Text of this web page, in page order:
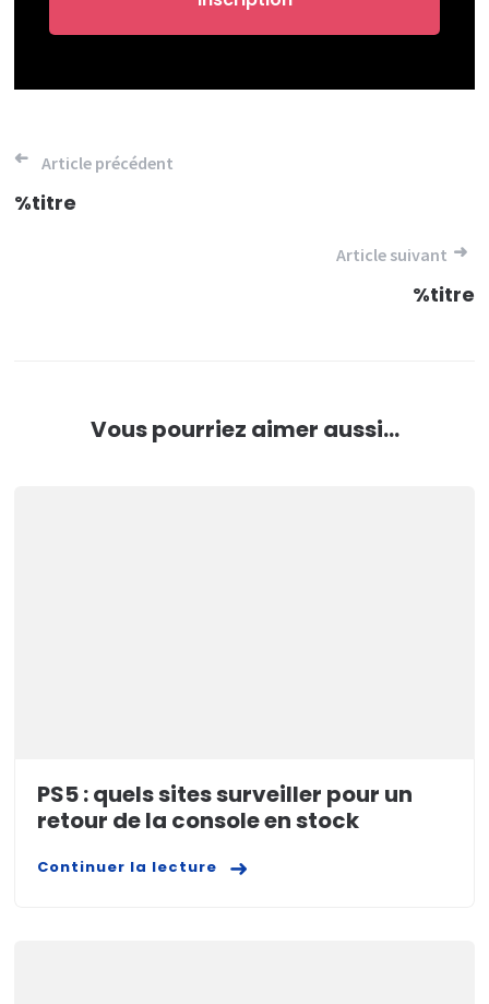
Navigation
de
Article précédent
%titre
Article suivant
%titre
Vous pourriez aimer aussi...
PS5 : quels sites surveiller pour un
retour de la console en stock
Continuer la lecture